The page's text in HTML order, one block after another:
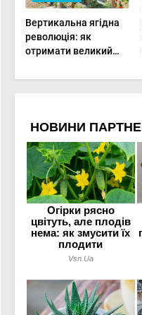
Вертикальна ягідна
революція: як
отримати великий
мінімальній площі